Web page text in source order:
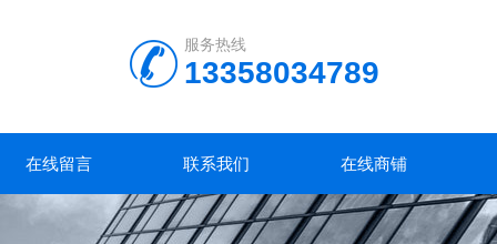
服务热线
13358034789
在线留言 联系我们 在线商铺